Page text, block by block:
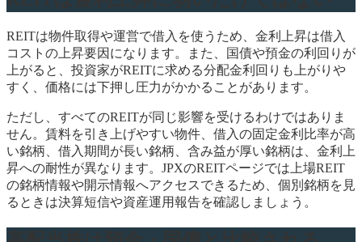
REITは物件取得や運営で借入を使うため、金利上昇は借入
コストの上昇要因になります。また、国債や預金の利回りが
上がると、投資家がREITに求める分配金利回りも上がりや
すく、価格には下押し圧力がかかることがあります。
ただし、すべてのREITが同じ影響を受けるわけではありま
せん。賃料を引き上げやすい物件、借入の固定金利比率が高
い銘柄、借入期間が長い銘柄、含み益が厚い銘柄は、金利上
昇への耐性が異なります。JPXのREITページでは上場REIT
の銘柄情報や開示情報へアクセスできるため、個別銘柄を見
るときは決算短信や資産運用報告を確認しましょう。